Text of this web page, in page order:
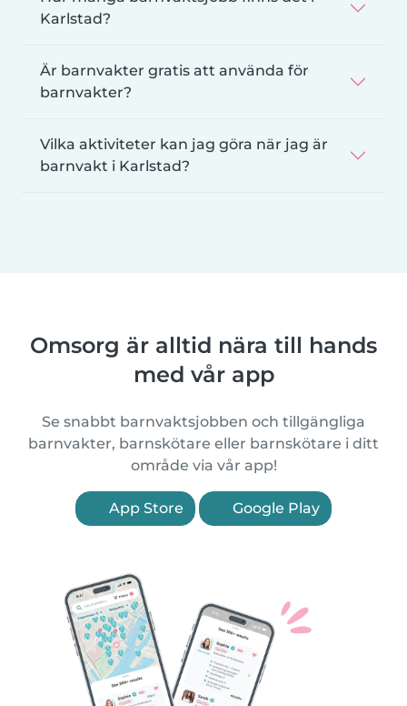
Karlstad?
Är barnvakter gratis att använda för
barnvakter?
Vilka aktiviteter kan jag göra när jag är
barnvakt i Karlstad?
Omsorg är alltid nära till hands
med vår app
Se snabbt barnvaktsjobben och tillgängliga
barnvakter, barnskötare eller barnskötare i ditt
område via vår app!
App Store Google Play